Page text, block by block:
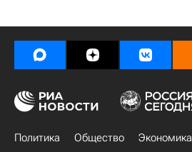
Политика Общество Экономика